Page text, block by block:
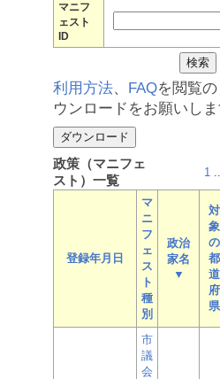
マニフ
ェスト
ID
利用方法、 FAQを閲覧
ウンロードをお願いしま
政策（マニフェ
スト）一覧
1
登録年月日
マ
ニ
フ
ェ
ス
ト
種
別
政治
家名
▼
対
象
の
都
道
府
県
市
議
会